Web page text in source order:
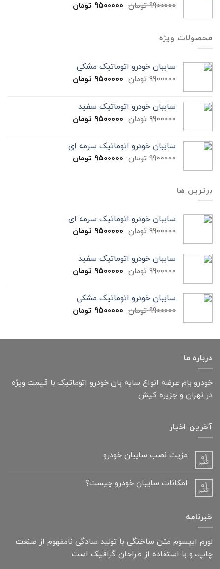
9900000 تومان 9500000 تومان
محصولات ویژه
سایبان خودرو اتوماتیک مشکی
9900000 تومان 9500000 تومان
سایبان خودرو اتوماتیک سفید
9900000 تومان 9500000 تومان
سایبان خودرو اتوماتیک سرمه ای
9900000 تومان 9500000 تومان
برترین ها
سایبان خودرو اتوماتیک سرمه ای
9900000 تومان 9500000 تومان
سایبان خودرو اتوماتیک سفید
9900000 تومان 9500000 تومان
سایبان خودرو اتوماتیک مشکی
9900000 تومان 9500000 تومان
درباره ما
خودرو بام عرضه انواع سایه بان خودرو اتوماتیک با قیمت ویژه
در تهران و جزیره کیش
آخرین اخبار
01
اکتبر
مزیت نصب سایبان خودرو
01
اکتبر
امکانات سایبان خودرو چیست؟
خبرنامه
لورم ایپسوم متن ساختگی با تولید سادگی نامفهوم از صنعت
چاپ، و با استفاده از طراحان گرافیک است.